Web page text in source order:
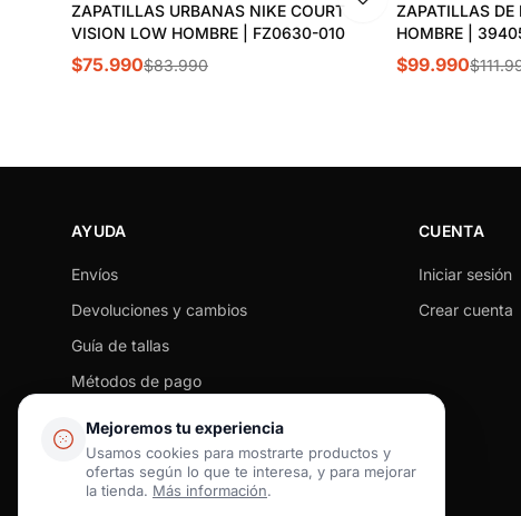
Mejoremos tu experiencia
Usamos cookies para mostrarte productos y
ofertas según lo que te interesa, y para mejorar
la tienda. Más información.
ZAPATILLAS URBANAS NIKE COURT
VISION LOW HOMBRE | FZ0630-010
$75.990$83.990
ZAPATILLAS
HOMBRE |
$99.990
AYUDA
Envíos
Devoluciones y cambios
Guía de tallas
Métodos de pago
Preguntas frecuentes
Contacto
CUENTA
Iniciar sesión
Crear cuenta